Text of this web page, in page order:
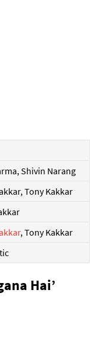
Shivin Narang
Tony Kakkar
, Tony Kakkar
Hai’